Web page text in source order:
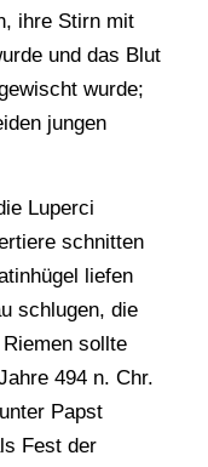
ihre Stirn mit
und das Blut
wurde;
jungen
Luperci
schnitten
liefen
schlugen, die
sollte
494 n. Chr.
Papst
Fest der